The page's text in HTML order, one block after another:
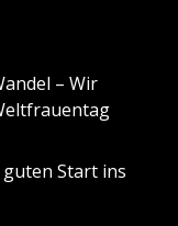
– Wir
Start ins